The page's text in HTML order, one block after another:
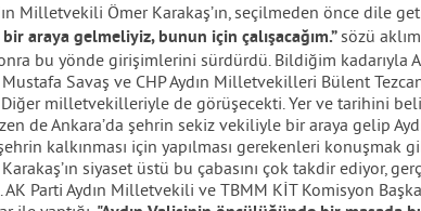
Milletvekili Ömer Karakaş’ın, seçilmeden önce dile
araya gelmeliyiz, bunun için çalışacağım.”sözü
bu yönde girişimlerini sürdürdü. Bildiğim kadarıyla
Savaş ve CHP Aydın Milletvekilleri Bülent
milletvekilleriyle de görüşecekti. Yer ve tarihini
de Ankara’da şehrin sekiz vekiliyle bir araya gelip
kalkınması için yapılması gerekenleri konuşmak
Karakaş’ın siyaset üstü bu çabasını çok takdir ediyor,
Parti Aydın Milletvekili ve TBMM KİT Komisyon